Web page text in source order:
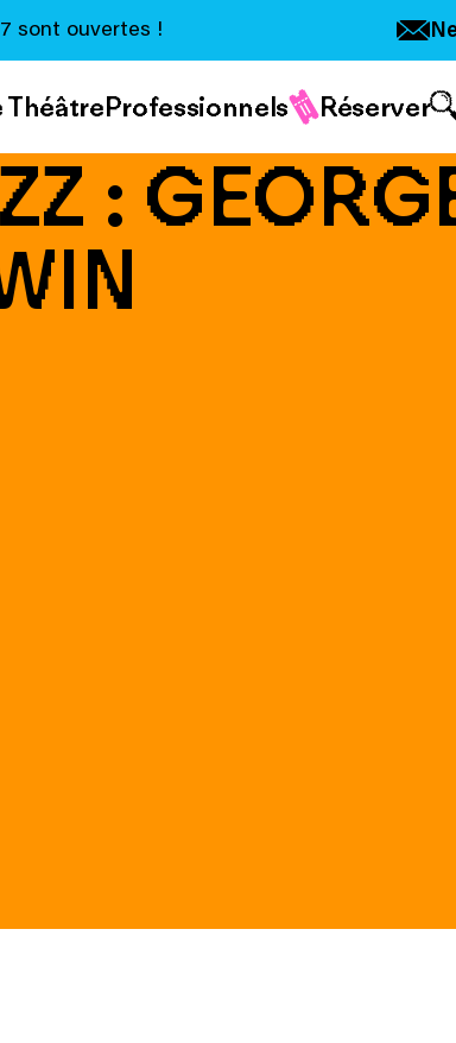
sont ouvertes !
ThéâtreProfessionnels Réserver
: